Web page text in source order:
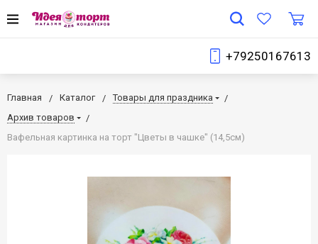
+79250167613
Главная Каталог
Товары для праздника
Архив товаров
Вафельная картинка на торт "Цветы в чашке" (14,5см)